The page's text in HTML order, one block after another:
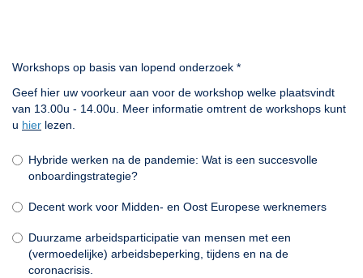
Workshops op basis van lopend onderzoek *
Geef hier uw voorkeur aan voor de workshop welke plaatsvindt
van 13.00u - 14.00u. Meer informatie omtrent de workshops kunt
u hier lezen.
Hybride werken na de pandemie: Wat is een succesvolle
onboardingstrategie?
Decent work voor Midden- en Oost Europese werknemers
Duurzame arbeidsparticipatie van mensen met een
(vermoedelijke) arbeidsbeperking, tijdens en na de
coronacrisis.